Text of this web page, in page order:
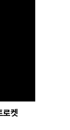
로켓